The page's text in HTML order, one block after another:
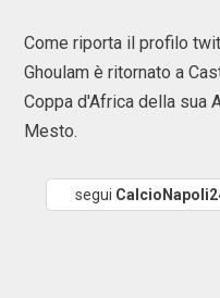
Come riporta il profilo
Ghoulam è ritornato a
Coppa d'Africa della sua
Mesto.
segui